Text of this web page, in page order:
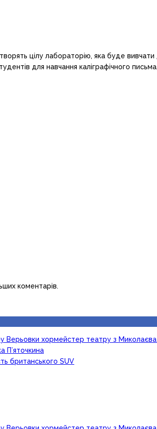
цілу лабораторію, яка буде вивчати
для навчання каліграфічного
коментарів.
Верьовки хормейстер театру з
П’яточкина
британського SUV